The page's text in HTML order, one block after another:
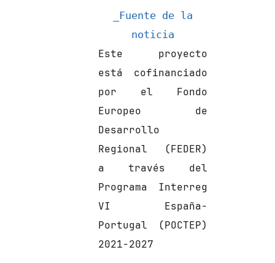
_Fuente de la
noticia
Este proyecto
está cofinanciado
por el Fondo
Europeo de
Desarrollo
Regional (FEDER)
a través del
Programa Interreg
VI España-
Portugal (POCTEP)
2021-2027